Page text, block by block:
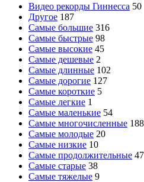
Видео рекорды Гиннесса 50
Другое 187
Самые большие 316
Самые быстрые 98
Самые высокие 45
Самые дешевые 2
Самые длинные 102
Самые дорогие 127
Самые короткие 5
Самые легкие 1
Самые маленькие 54
Самые многочисленные 188
Самые молодые 20
Самые низкие 10
Самые продолжительные 47
Самые старые 38
Самые тяжелые 9